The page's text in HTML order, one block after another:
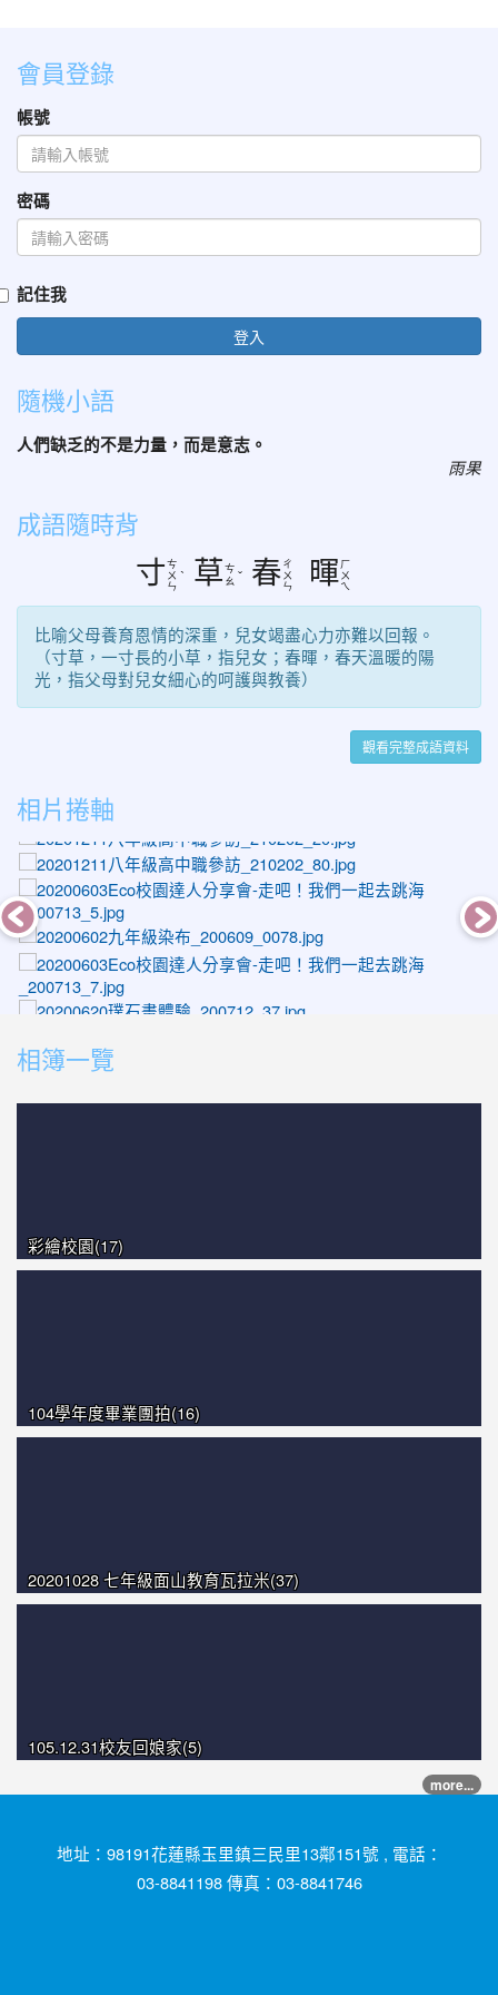
會員登錄
帳號
密碼
記住我
登入
隨機小語
人們缺乏的不是力量，而是意志。
雨果
成語隨時背
寸 ㄘ
ㄨ
ㄣ
ˋ 草 ㄘ
ㄠ ˇ 春 ㄔ
ㄨ
ㄣ
暉ㄏ
ㄨ
ㄟ
比喻父母養育恩情的深重，兒女竭盡心力亦難以回報。
（寸草，一寸長的小草，指兒女；春暉，春天溫暖的陽
光，指父母對兒女細心的呵護與教養）
觀看完整成語資料
相片捲軸
photo-1103
photo-1237
photo-1232
相簿一覽
彩繪校園(17)
104學年度畢業團拍(16)
20201028 七年級面山教育瓦拉米(37)
105.12.31校友回娘家(5)
more...
地址：98191花蓮縣玉里鎮三民里13鄰151號 , 電話：
03-8841198 傳真：03-8841746